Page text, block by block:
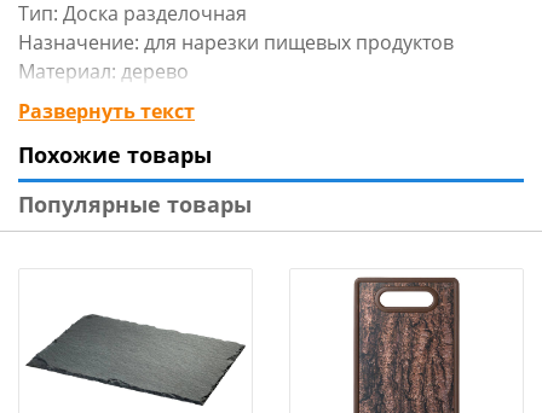
Тип: Доска разделочная
Назначение: для нарезки пищевых продуктов
Материал: дерево
Размеры: 18х25х0,6 см
Форма: прямоугольная
Страна-изготовитель: Россия
Развернуть текст
Похожие товары
Популярные товары